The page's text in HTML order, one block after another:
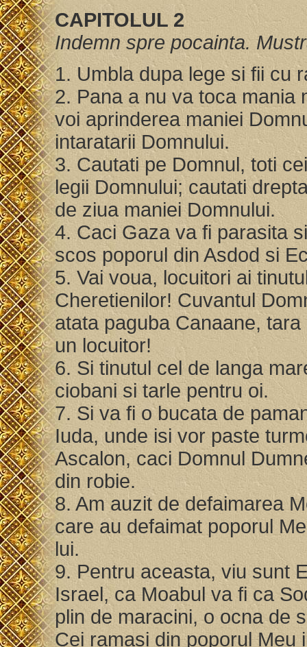
CAPITOLUL 2
Indemn spre pocainta.
1. Umbla dupa lege si fii cu
2. Pana a nu va toca mania
voi aprinderea maniei
intaratarii Domnului.
3. Cautati pe Domnul, toti
legii Domnului; cautati
de ziua maniei Domnului.
4. Caci Gaza va fi parasita
scos poporul din Asdod si
5. Vai voua, locuitori ai
Cheretienilor! Cuvantul
atata paguba Canaane,
un locuitor!
6. Si tinutul cel de langa
ciobani si tarle pentru oi.
7. Si va fi o bucata de
Iuda, unde isi vor paste
Ascalon, caci Domnul
din robie.
8. Am auzit de defaimarea
care au defaimat poporul
lui.
9. Pentru aceasta, viu sunt
Israel, ca Moabul va fi ca
plin de maracini, o ocna de
Cei ramasi din poporul Meu